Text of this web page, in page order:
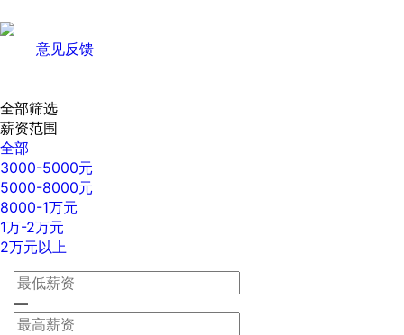
意见反馈
全部筛选
薪资范围
全部
3000-5000元
5000-8000元
8000-1万元
1万-2万元
2万元以上
—